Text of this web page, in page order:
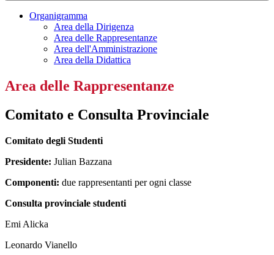
Organigramma
Area della Dirigenza
Area delle Rappresentanze
Area dell'Amministrazione
Area della Didattica
Area delle Rappresentanze
Comitato e Consulta Provinciale
Comitato degli Studenti
Presidente: Julian Bazzana
Componenti: due rappresentanti per ogni classe
Consulta provinciale studenti
Emi Alicka
Leonardo Vianello